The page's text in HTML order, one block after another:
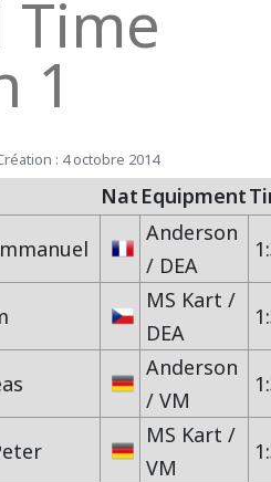
Time
1
: 4 octobre 2014
Nat Equipment
Anderson
/ DEA
MS Kart /
DEA
Anderson
/ VM
MS Kart /
VM